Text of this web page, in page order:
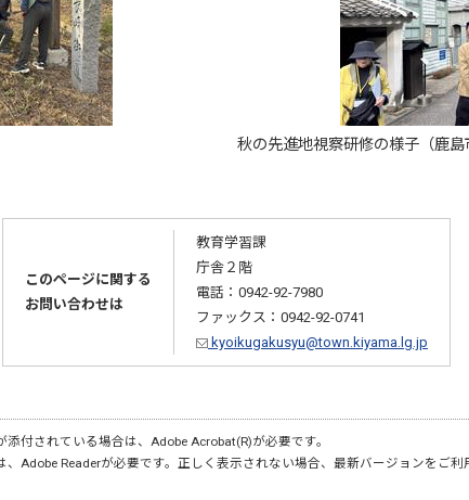
秋の先進地視察研修の様子（鹿島
このページに関する
お問い合わせは
教育学習課
庁舎２階
電話：0942-92-7980
ファックス：0942-92-0741
kyoikugakusyu@town.kiyama.lg.jp
付されている場合は、Adobe Acrobat(R)が必要です。
、Adobe Readerが必要です。正しく表示されない場合、最新バージョンをご利